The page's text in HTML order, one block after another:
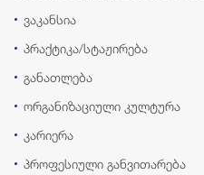
ვაკანსია
პრაქტიკა/სტაჟირება
განათლება
ორგანიზაციული კულტურა
კარიერა
პროფესიული განვითარება